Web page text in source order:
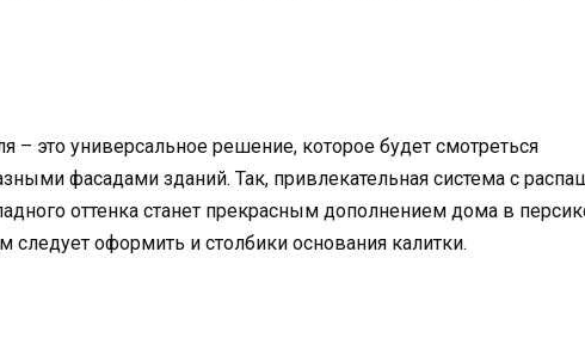
– это универсальное решение, которое будет смотреться
фасадами зданий. Так, привлекательная система с
оттенка станет прекрасным дополнением дома в
следует оформить и столбики основания калитки.